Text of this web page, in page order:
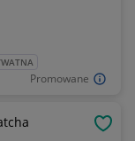
Promowane